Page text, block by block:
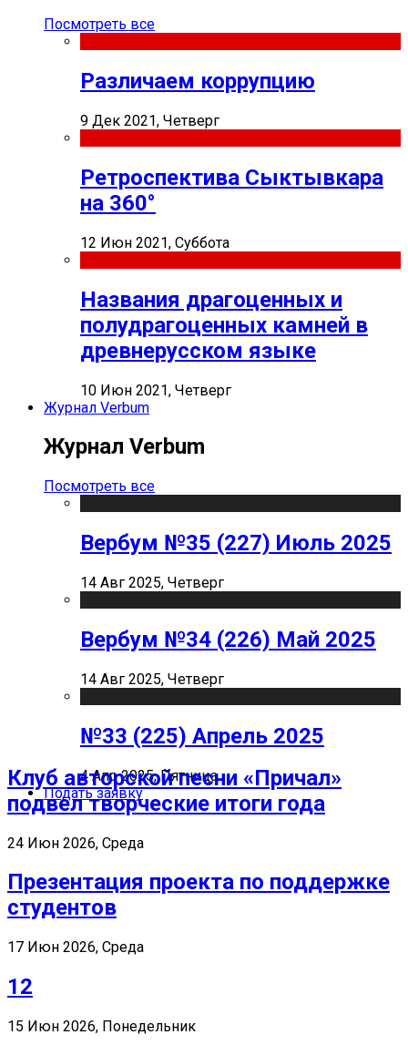
Посмотреть все
Различаем коррупцию
9 Дек 2021, Четверг
Ретроспектива Сыктывкара
на 360°
12 Июн 2021, Суббота
Названия драгоценных и
полудрагоценных камней в
древнерусском языке
10 Июн 2021, Четверг
Журнал Verbum
Журнал Verbum
Посмотреть все
Вербум №35 (227) Июль 2025
14 Авг 2025, Четверг
Вербум №34 (226) Май 2025
14 Авг 2025, Четверг
№33 (225) Апрель 2025
4 Апр 2025, Пятница
Подать заявку
Клуб авторской песни «Причал»
подвел творческие итоги года
24 Июн 2026, Среда
Презентация проекта по поддержке
студентов
17 Июн 2026, Среда
12
15 Июн 2026, Понедельник